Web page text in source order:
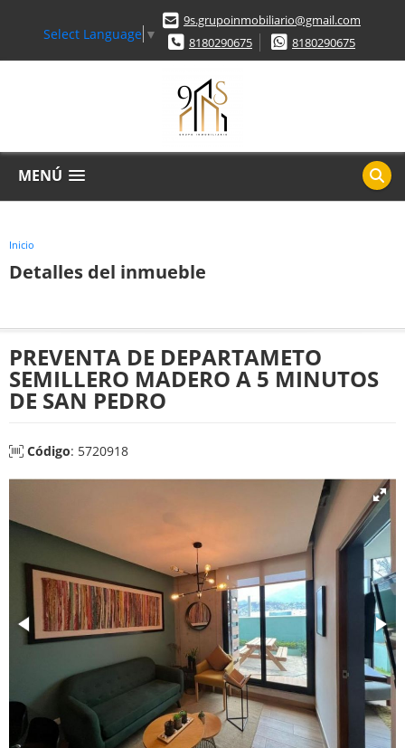
Select Language ▼
9s.grupoinmobiliario@gmail.com
8180290675
8180290675
MENÚ
Inicio
Detalles del inmueble
PREVENTA DE DEPARTAMETO
SEMILLERO MADERO A 5 MINUTOS
DE SAN PEDRO
Código: 5720918